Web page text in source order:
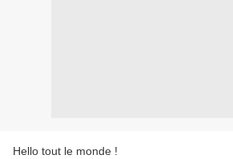
Hello tout le monde !